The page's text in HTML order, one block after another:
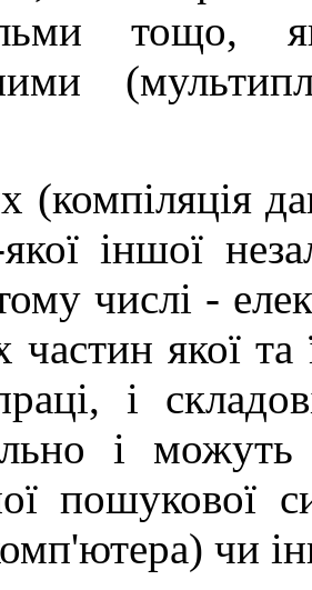
тощо,
(компіляція
іншої
числі -
частин якої та
і
і
пошукової
чи